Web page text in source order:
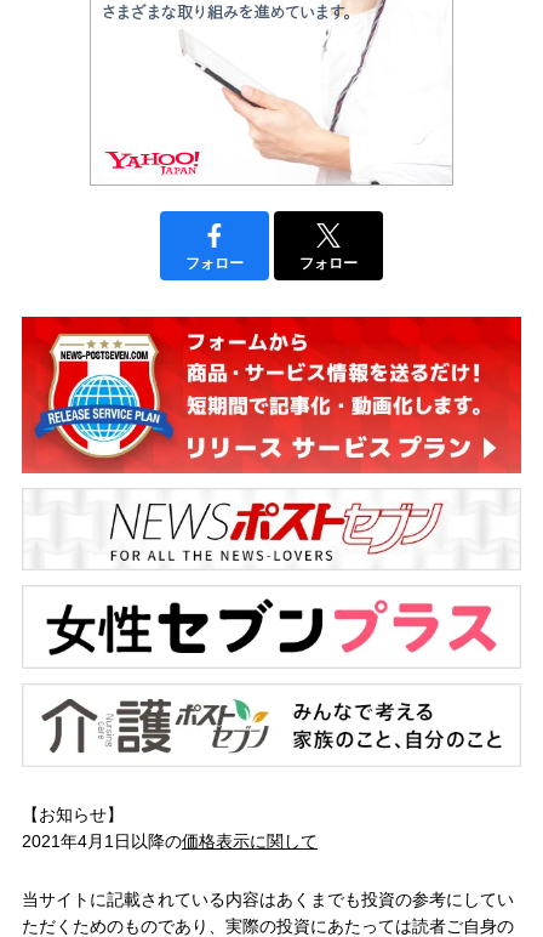
フォロー フォロー
【お知らせ】
2021年4月1日以降の価格表示に関して
当サイトに記載されている内容はあくまでも投資の参考にしてい
ただくためのものであり、実際の投資にあたっては読者ご自身の